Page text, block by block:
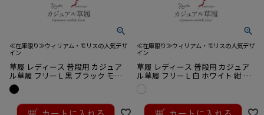
≪在庫限り≫ウィリアム・モリスの人気デザ
イン
草履 レディース 普段用 カジュア
ル草履 フリー L 黒 ブラック モリ
ス コレクション いちご泥棒 日本
製 京都 万里小路 ウィリアム・モ
リス
15,400税込
≪在庫限り≫ウィリアム・モリスの人気デザ
イン
草履 レディース 普段用 カジュア
ル草履 フリー L 白 ホワイト 紺 ネ
イビー モリス コレクション いち
ご泥棒 日本製 京都 万里小路 ウィ
リアム・モリス
15,400税込